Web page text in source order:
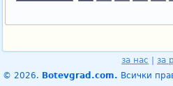
за нас за
© 2026. Botevgrad.com. Всички